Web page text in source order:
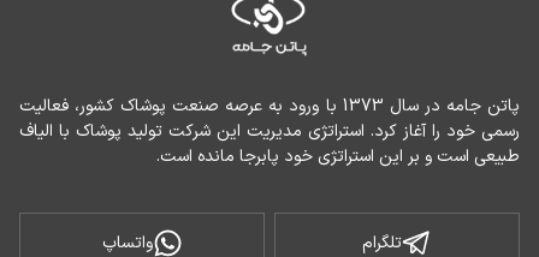
طبیعی است و بر این استراتژی خود پابرجا مانده است.
تلگرام واتساپ